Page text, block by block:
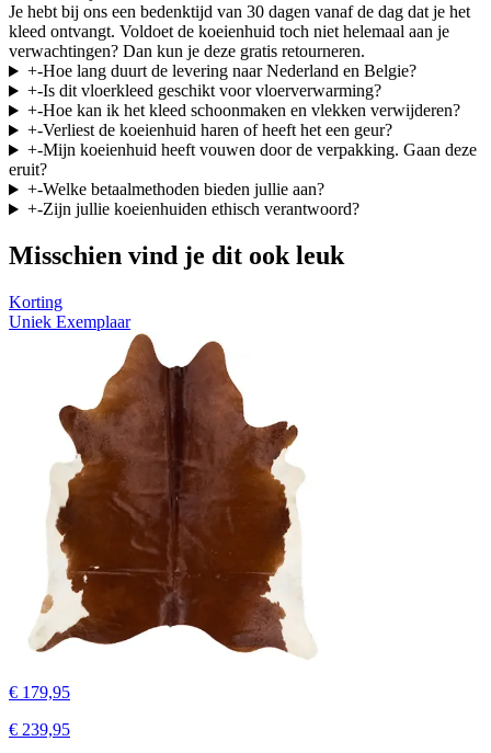
Je hebt bij ons een bedenktijd van 30 dagen vanaf de dag dat je het
kleed ontvangt. Voldoet de koeienhuid toch niet helemaal aan je
verwachtingen? Dan kun je deze gratis retourneren.
+-Hoe lang duurt de levering naar Nederland en Belgie?
+-Is dit vloerkleed geschikt voor vloerverwarming?
+-Hoe kan ik het kleed schoonmaken en vlekken verwijderen?
+-Verliest de koeienhuid haren of heeft het een geur?
+-Mijn koeienhuid heeft vouwen door de verpakking. Gaan deze
eruit?
+-Welke betaalmethoden bieden jullie aan?
+-Zijn jullie koeienhuiden ethisch verantwoord?
Misschien vind je dit ook leuk
Korting
Uniek Exemplaar
€ 179,95
€ 239,95